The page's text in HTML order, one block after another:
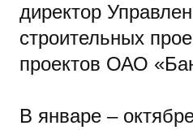
директор
строительных
проектов ОАО
В январе –